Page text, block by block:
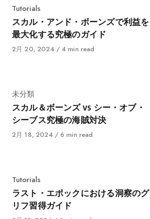
カ
テ
ゴ
リ
Tutorials
スカル・アンド・ボーンズで利益を
最大化する究極のガイド
に
2月 20, 2024 4 min read
カ
テ
ゴ
リ
未分類
スカル＆ボーンズ vs シー・オブ・
シーブス究極の海賊対決
に
2月 18, 2024 6 min read
カ
テ
ゴ
リ
Tutorials
ラスト・エポックにおける洞察のグ
リフ習得ガイド